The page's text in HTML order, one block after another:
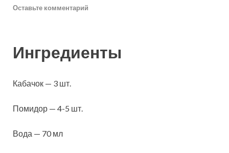
Оставьте комментарий
Ингредиенты
Кабачок — 3 шт.
Помидор — 4-5 шт.
Вода — 70 мл